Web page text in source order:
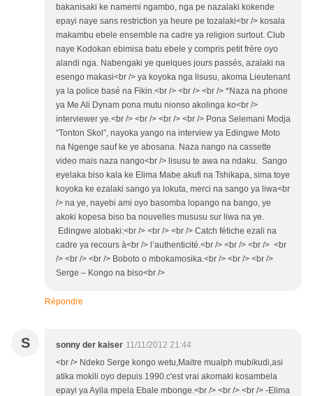
bakanisaki ke namemi ngambo, nga pe nazalaki kokende
epayi naye sans restriction ya heure pe tozalaki<br /> kosala
makambu ebele ensemble na cadre ya religion surtout. Club
naye Kodokan ebimisa batu ebele y compris petit frère oyo
alandi nga. Nabengaki ye quelques jours passés, azalaki na
esengo makasi<br /> ya koyoka nga lisusu, akoma Lieutenant
ya la police basé na Fikin.<br /> <br /> <br /> *Naza na phone
ya Me Ali Dynam pona mutu nionso akolinga ko<br />
interviewer ye.<br /> <br /> <br /> <br /> Pona Selemani Modja
“Tonton Skol”, nayoka yango na interview ya Edingwe Moto
na Ngenge sauf ke ye abosana. Naza nango na cassette
video mais naza nango<br /> lisusu te awa na ndaku. Sango
eyelaka biso kala ke Elima Mabe akufi na Tshikapa, sima toye
koyoka ke ezalaki sango ya lokuta, merci na sango ya liwa<br
/> na ye, nayebi ami oyo basomba lopango na bango, ye
akoki kopesa biso ba nouvelles mususu sur liwa na ye.
Edingwe alobaki:<br /> <br /> <br /> Catch fétiche ezali na
cadre ya recours à<br /> l’authenticité.<br /> <br /> <br /> <br
/> <br /> <br /> Boboto o mbokamosika.<br /> <br /> <br />
Serge – Kongo na biso<br />
Répondre
S sonny der kaiser 11/11/2012 21:44
<br /> Ndeko Serge kongo wetu,Maitre mualph mubikudi,asi
atika mokili oyo depuis 1990.c'est vrai akomaki kosambela
epayi ya Ayila mpela Ebale mbonge.<br /> <br /> <br /> -Elima